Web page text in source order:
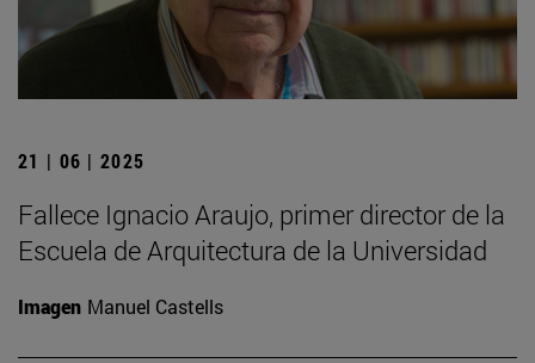
21 | 06 | 2025
Fallece Ignacio Araujo, primer director de la
Escuela de Arquitectura de la Universidad
Imagen Manuel Castells